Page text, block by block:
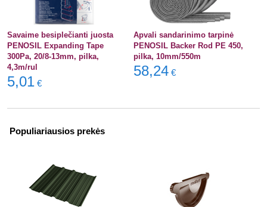
Savaime besiplečianti juosta
PENOSIL Expanding Tape
300Pa, 20/8-13mm, pilka,
4,3m/rul
5,01 €
Apvali sandarinimo tarpinė
PENOSIL Backer Rod PE 450,
pilka, 10mm/550m
58,24 €
Populiariausios prekės